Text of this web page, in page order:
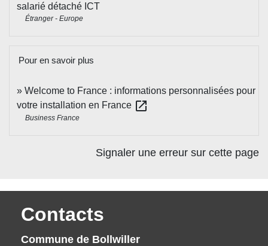
salarié détaché ICT
Étranger - Europe
Pour en savoir plus
Welcome to France : informations personnalisées pour
votre installation en France open_in_new
Business France
Signaler une erreur sur cette page
Contacts
Commune de Bollwiller